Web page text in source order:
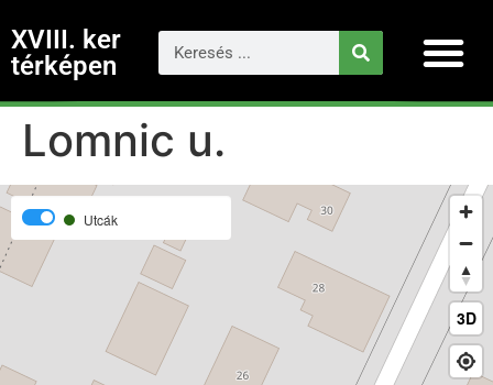
XVIII. ker
térképen
Lomnic u.
Utcák